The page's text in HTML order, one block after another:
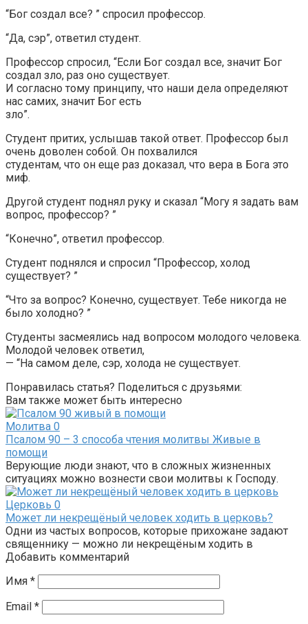
“Бог создал все? ” спросил профессор.
“Да, сэр”, ответил студент.
Профессор спросил, “Если Бог создал все, значит Бог
создал зло, раз оно существует.
И согласно тому принципу, что наши дела определяют
нас самих, значит Бог есть
зло”.
Студент притих, услышав такой ответ. Профессор был
очень доволен собой. Он похвалился
студентам, что он еще раз доказал, что вера в Бога это
миф.
Другой студент поднял руку и сказал “Могу я задать вам
вопрос, профессор? ”
“Конечно”, ответил профессор.
Студент поднялся и спросил “Профессор, холод
существует? ”
“Что за вопрос? Конечно, существует. Тебе никогда не
было холодно? ”
Студенты засмеялись над вопросом молодого человека.
Молодой человек ответил,
— “На самом деле, сэр, холода не существует.
Понравилась статья? Поделиться с друзьями:
Вам также может быть интересно
Молитва 0
Псалом 90 – 3 способа чтения молитвы Живые в
помощи
Верующие люди знают, что в сложных жизненных
ситуациях можно вознести свои молитвы к Господу.
Церковь 0
Может ли некрещёный человек ходить в церковь?
Одни из частых вопросов, которые прихожане задают
священнику — можно ли некрещёным ходить в
Добавить комментарий
Имя *
Email *